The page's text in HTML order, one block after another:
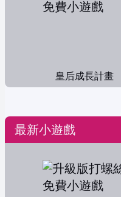
皇后成長計畫
最新小遊戲